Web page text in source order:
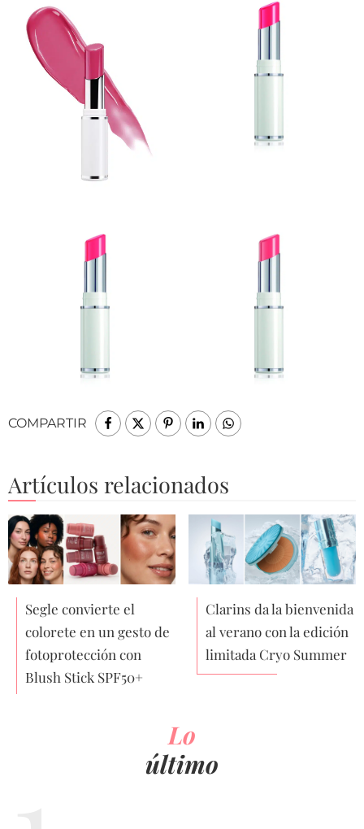
COMPARTIR
Artículos relacionados
Segle convierte el
colorete en un gesto de
fotoprotección con
Blush Stick SPF50+
Clarins da la bienvenida
al verano con la edición
limitada Cryo Summer
Lo
último